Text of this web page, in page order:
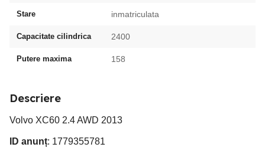
Stare inmatriculata
Capacitate cilindrica 2400
Putere maxima 158
Descriere
Volvo XC60 2.4 AWD 2013
ID anunț: 1779355781